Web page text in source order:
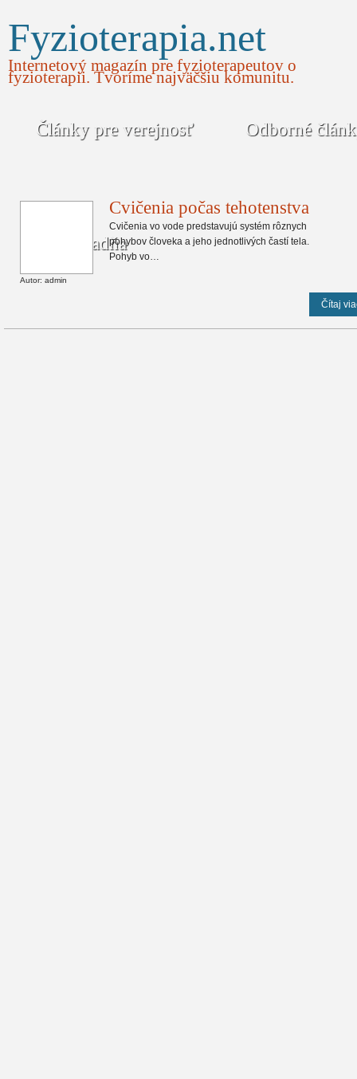
Fyzioterapia.net
Internetový magazín pre fyzioterapeutov o
fyzioterapii. Tvoríme najväčšiu komunitu.
Články pre verejnosť Odborné
Poradňa
Autor: admin
Cvičenia počas tehotenstva
Cvičenia vo vode predstavujú systém rôznych
pohybov človeka a jeho jednotlivých častí tela.
Pohyb vo…
Čítaj